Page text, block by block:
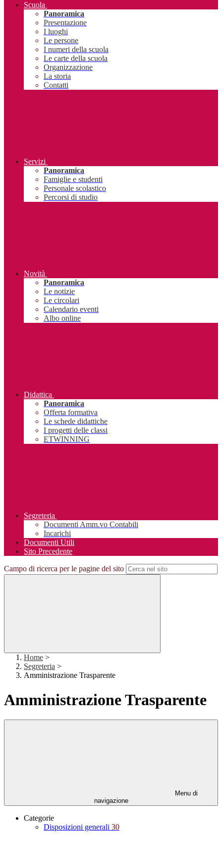
Scuola
Panoramica
Presentazione
I luoghi
Le persone
I numeri della scuola
Le carte della scuola
Organizzazione
La storia
Contatti
Servizi
Panoramica
Famiglie e studenti
Personale scolastico
Percorsi di studio
Novità
Panoramica
Le notizie
Le circolari
Calendario eventi
Albo online
Didattica
Panoramica
Offerta formativa
Le schede didattiche
I progetti delle classi
ETWINNING
Segreteria
Documenti Amm.vo Contabili
Incarichi
Documenti Utili
Sito Precedente
Campo di ricerca per le pagine del sito
Home >
Segreteria >
Amministrazione Trasparente
Amministrazione Trasparente
Menu di
navigazione
Categorie
Disposizioni generali 30